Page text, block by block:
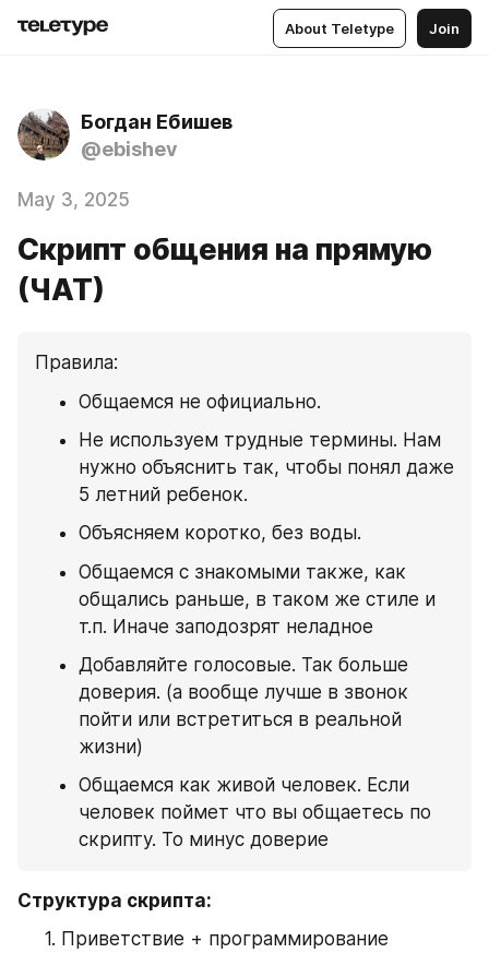
About Teletype Join
Богдан Ебишев
@ebishev
May 3, 2025
Скрипт общения на прямую
(ЧАТ)
Правила:
Общаемся не официально.
Не используем трудные термины. Нам
нужно объяснить так, чтобы понял даже
5 летний ребенок.
Объясняем коротко, без воды.
Общаемся с знакомыми также, как
общались раньше, в таком же стиле и
т.п. Иначе заподозрят неладное
Добавляйте голосовые. Так больше
доверия. (а вообще лучше в звонок
пойти или встретиться в реальной
жизни)
Общаемся как живой человек. Если
человек поймет что вы общаетесь по
скрипту. То минус доверие
Структура скрипта:
Приветствие + программирование